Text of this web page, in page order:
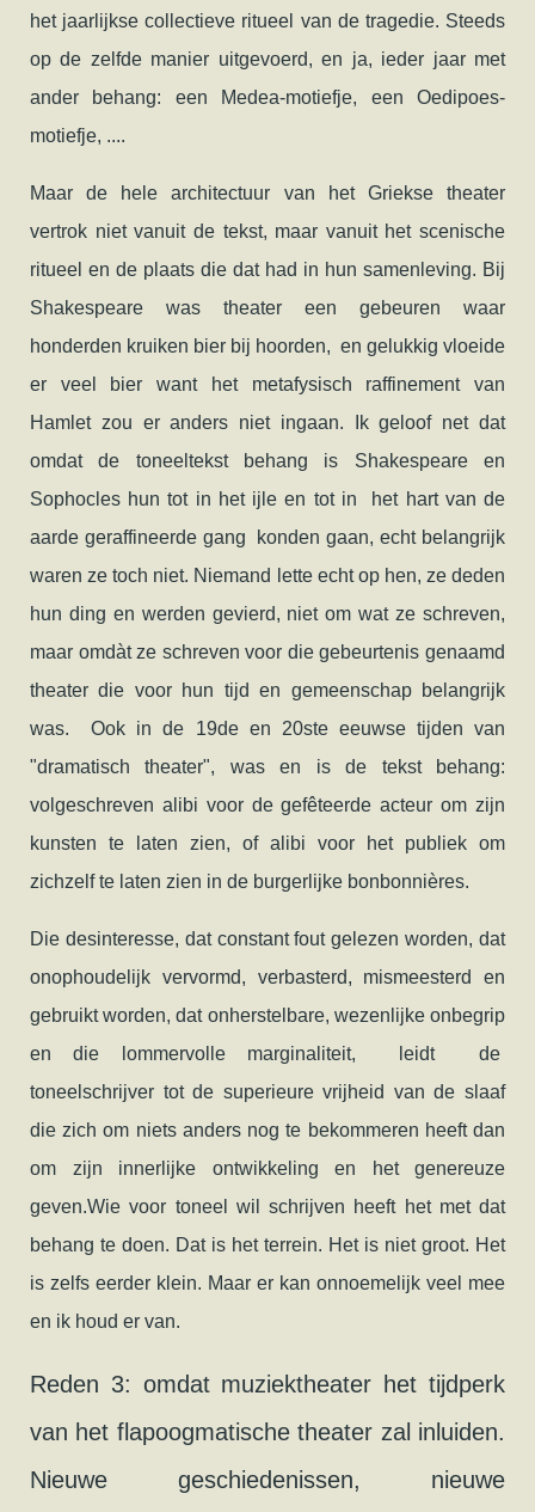
het jaarlijkse collectieve ritueel van de tragedie. Steeds
op de zelfde manier uitgevoerd, en ja, ieder jaar met
ander behang: een Medea-motiefje, een Oedipoes-
motiefje, ....
Maar de hele architectuur van het Griekse theater
vertrok niet vanuit de tekst, maar vanuit het scenische
ritueel en de plaats die dat had in hun samenleving. Bij
Shakespeare was theater een gebeuren waar
honderden kruiken bier bij hoorden, en gelukkig vloeide
er veel bier want het metafysisch raffinement van
Hamlet zou er anders niet ingaan. Ik geloof net dat
omdat de toneeltekst behang is Shakespeare en
Sophocles hun tot in het ijle en tot in het hart van de
aarde geraffineerde gang konden gaan, echt belangrijk
waren ze toch niet. Niemand lette echt op hen, ze deden
hun ding en werden gevierd, niet om wat ze schreven,
maar omdàt ze schreven voor die gebeurtenis genaamd
theater die voor hun tijd en gemeenschap belangrijk
was. Ook in de 19de en 20ste eeuwse tijden van
"dramatisch theater", was en is de tekst behang:
volgeschreven alibi voor de gefêteerde acteur om zijn
kunsten te laten zien, of alibi voor het publiek om
zichzelf te laten zien in de burgerlijke bonbonnières.
Die desinteresse, dat constant fout gelezen worden, dat
onophoudelijk vervormd, verbasterd, mismeesterd en
gebruikt worden, dat onherstelbare, wezenlijke onbegrip
en die lommervolle marginaliteit, leidt de
toneelschrijver tot de superieure vrijheid van de slaaf
die zich om niets anders nog te bekommeren heeft dan
om zijn innerlijke ontwikkeling en het genereuze
geven.Wie voor toneel wil schrijven heeft het met dat
behang te doen. Dat is het terrein. Het is niet groot. Het
is zelfs eerder klein. Maar er kan onnoemelijk veel mee
en ik houd er van.
Reden 3: omdat muziektheater het tijdperk
van het flapoogmatische theater zal inluiden.
Nieuwe geschiedenissen, nieuwe